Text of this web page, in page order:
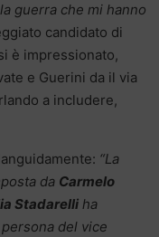
guerra che mi hanno
candidato di
è impressionato,
e Guerini da il via
a includere,
“La
da Carmelo
Stadarelli ha
del vice